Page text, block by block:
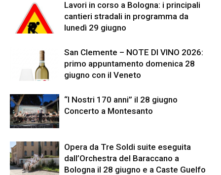
Lavori in corso a Bologna: i principali
cantieri stradali in programma da
lunedì 29 giugno
San Clemente – NOTE DI VINO 2026:
primo appuntamento domenica 28
giugno con il Veneto
“I Nostri 170 anni” il 28 giugno
Concerto a Montesanto
Opera da Tre Soldi suite eseguita
dall’Orchestra del Baraccano a
Bologna il 28 giugno e a Caste Guelfo